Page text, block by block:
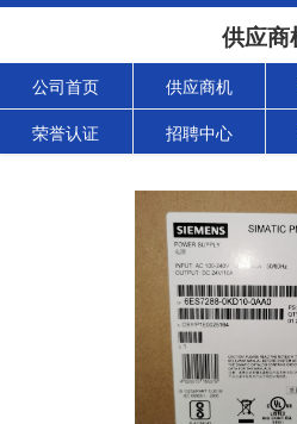
供应商
公司首页 供应商机
荣誉认证 招聘中心